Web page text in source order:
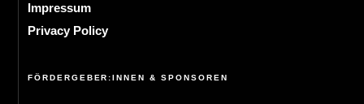
Impressum
Privacy Policy
FÖRDERGEBER:INNEN & SPONSOREN